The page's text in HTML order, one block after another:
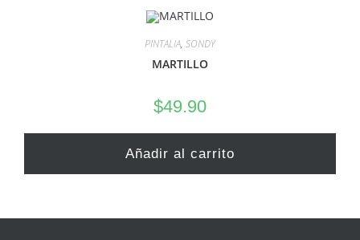
PINTALIA, SONDY
MARTILLO
$49.90
Añadir al carrito